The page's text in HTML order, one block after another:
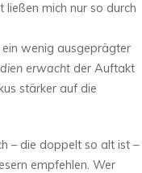
ließen mich nur so durch
ein wenig ausgeprägter
erwacht der Auftakt
stärker auf die
– die doppelt so alt ist –
empfehlen. Wer